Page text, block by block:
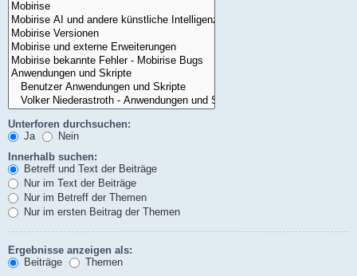
Unterforen durchsuchen:
Ja
Nein
Innerhalb suchen:
Betreff und Text der Beiträge
Nur im Text der Beiträge
Nur im Betreff der Themen
Nur im ersten Beitrag der Themen
Ergebnisse anzeigen als:
Beiträge
Themen